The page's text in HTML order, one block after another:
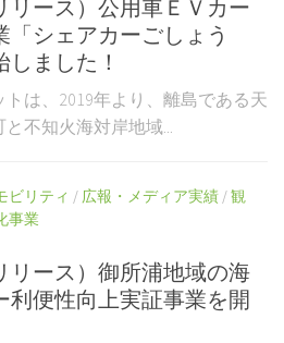
リース）公用車ＥＶカー
「シェアカーごしょう
しました！
トは、2019年より、離島である天
不知火海対岸地域...
ビリティ / 広報・メディア実績 /観
事業
リース）御所浦地域の海
利便性向上実証事業を開